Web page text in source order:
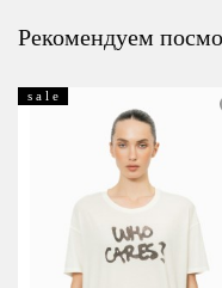
Рекомендуем
s a l e